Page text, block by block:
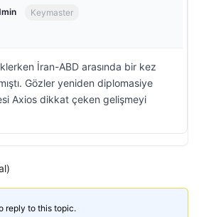
Keymaster
İran-ABD arasında bir kez
Gözler yeniden diplomasiye
Axios dikkat çeken gelişmeyi
reply to this topic.